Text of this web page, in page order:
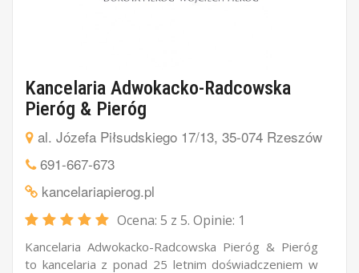
Kancelaria Adwokacko-Radcowska
Pieróg & Pieróg
al. Józefa Piłsudskiego 17/13, 35-074 Rzeszów
691-667-673
kancelariapierog.pl
Ocena: 5 z 5. Opinie: 1
Kancelaria Adwokacko-Radcowska Pieróg & Pieróg
to kancelaria z ponad 25 letnim doświadczeniem w